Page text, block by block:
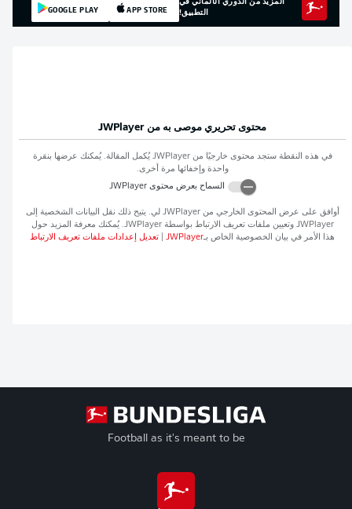
المزيد من الدوري الألماني في
التطبيق!
APP STORE
GOOGLE PLAY
محتوى تحريري موصى به من JWPlayer
في هذه النقطة ستجد محتوى خارجيًا منJWPlayer يُكمل المقالة. يُمكنك عرضها بنقرة
واحدة وإخفائها مرة أخرى.
السماح بعرض محتوىJWPlayer
أوافق على عرض المحتوى الخارجي منJWPlayer لي. يتيح ذلك نقل البيانات الشخصية إلى
JWPlayer وتعيين ملفات تعريف الارتباط بواسطةJWPlayer. يُمكنك معرفة المزيد حول
هذا الأمر في بيان الخصوصية الخاص بـJWPlayer تعديل إعدادات ملفات تعريف الارتباط
Football as it's meant to be